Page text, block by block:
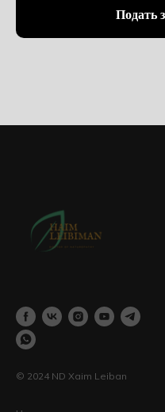
Подать
© 2024 ND Xaim Leiban